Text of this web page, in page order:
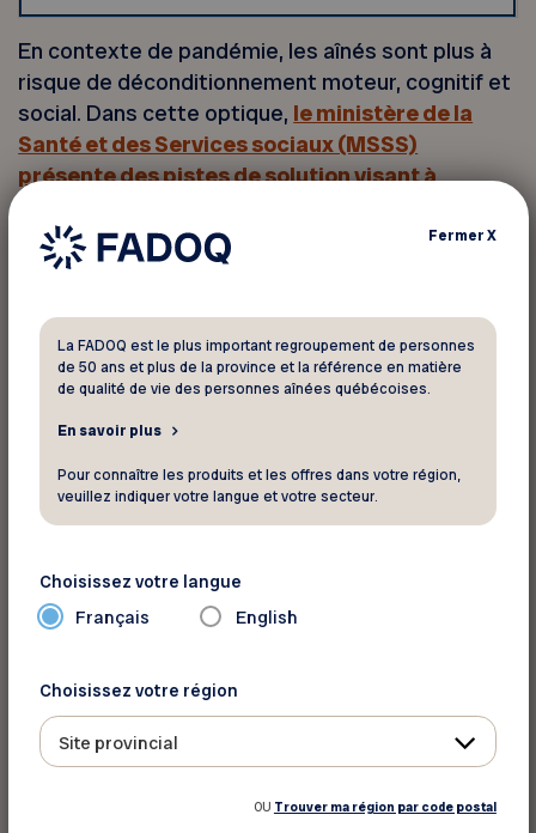
En contexte de pandémie, les aînés sont plus à
risque de déconditionnement moteur, cognitif et
social. Dans cette optique, le ministère de la
Santé et des Services sociaux (MSSS)
présente des pistes de solution visant à
personne aînée. Ce document propose
notamment des exemples d’activités
Exemples d’activités s’adressant aux aînés
pour prévenir le déconditionnement
Bouger les bras et les jambes par soi-même,
en position debout, assise ou couchée.
Si possible, se lever debout toutes les
heures.
Boire de façon régulière, sans attendre
(faire des mots croisés, apprendre un
l’informatique, etc.).
Privilégier les activités qui génèrent des
FermerX
La FADOQ est le plus important regroupement de personnes
de 50 ans et plus de la province et la référence en matière
de qualité de vie des personnes aînées québécoises.
En savoir plus
Pour connaître les produits et les offres dans votre région,
veuillez indiquer votre langue et votre secteur.
Choisissez votre langue
Français English
Choisissez votre région
Site provincial
OU Trouver ma région par code postal